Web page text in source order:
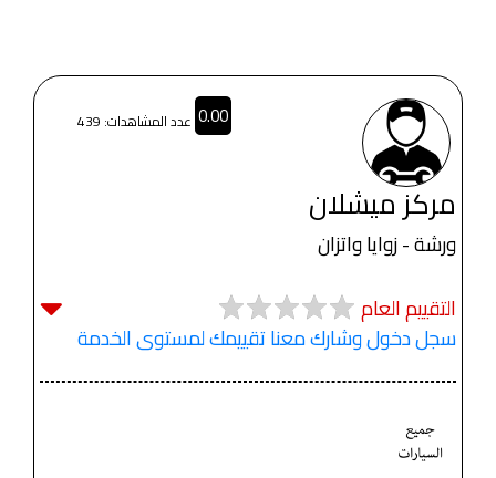
مركز ميشلان
ورشة - زوايا واتزان
التقييم العام
سجل دخول وشارك معنا تقييمك لمستوى الخدمة
0.00 عدد المشاهدات: 439